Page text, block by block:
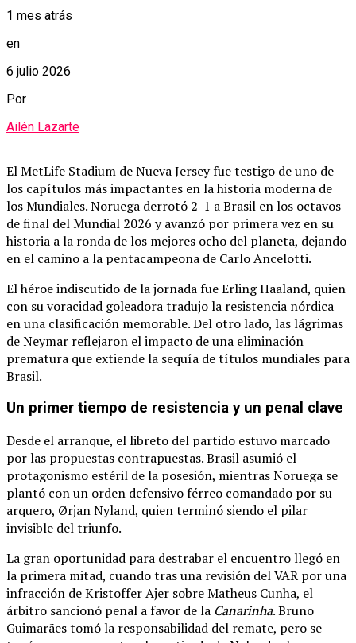
1 mes atrás
en
6 julio 2026
Por
Ailén Lazarte
El MetLife Stadium de Nueva Jersey fue testigo de uno de
los capítulos más impactantes en la historia moderna de
los Mundiales.Noruega derrotó 2-1 a Brasil en los octavos
de final del Mundial 2026 y avanzó por primera vez en su
historia a la ronda de los mejores ocho del planeta, dejando
en el camino a la pentacampeona de Carlo Ancelotti.
El héroe indiscutido de la jornada fue Erling Haaland, quien
con su voracidad goleadora tradujo la resistencia nórdica
en una clasificación memorable.Del otro lado, las lágrimas
de Neymar reflejaron el impacto de una eliminación
prematura que extiende la sequía de títulos mundiales para
Brasil.
Un primer tiempo de resistencia y un penal clave
Desde el arranque, el libreto del partido estuvo marcado
por las propuestas contrapuestas.Brasil asumió el
protagonismo estéril de la posesión, mientras Noruega se
plantó con un orden defensivo férreo comandado por su
arquero, Ørjan Nyland, quien terminó siendo el pilar
invisible del triunfo.
La gran oportunidad para destrabar el encuentro llegó en
la primera mitad, cuando tras una revisión del VAR por una
infracción de Kristoffer Ajer sobre Matheus Cunha, el
árbitro sancionó penal a favor de la Canarinha.Bruno
Guimarães tomó la responsabilidad del remate, pero se